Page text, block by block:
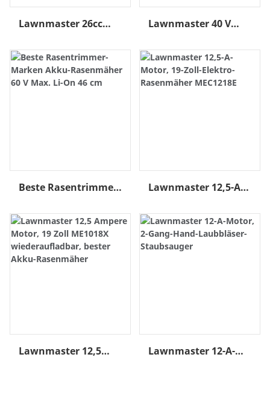
Lawnmaster 26cc
17-Zoll-Kurvenschaft
Rasen-Benzin-
Trimmer
Lawnmaster 40 V
Akku-Rasenmäher
Mit 2 Akkus
Beste Rasentrimmer-
Rasenmäher 60 V
Max. Li-On 46 Cm
Lawnmaster 12,5-A-
Elektro-Rasenmäher
MEC1218E
Lawnmaster 12,5
Lawnmaster 12-A-